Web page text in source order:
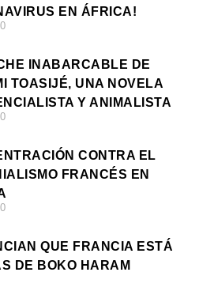
EN ÁFRICA!
INABARCABLE DE
TOASIJÉ, UNA NOVELA
Y ANIMALISTA
CONTRA EL
FRANCÉS EN
QUE FRANCIA ESTÁ
DE BOKO HARAM